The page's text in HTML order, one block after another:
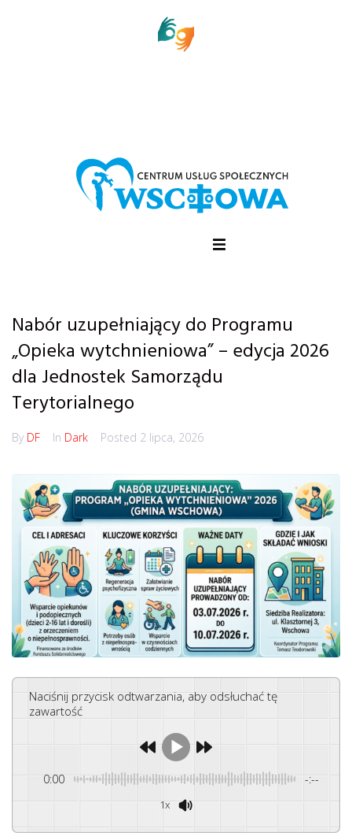
Nabór uzupełniający do Programu
„Opieka wytchnieniowa” – edycja 2026
dla Jednostek Samorządu
Terytorialnego
By DF In Dark Posted 2 lipca, 2026
Naciśnij przycisk odtwarzania, aby odsłuchać tę
zawartość
0:00 -:--
1x